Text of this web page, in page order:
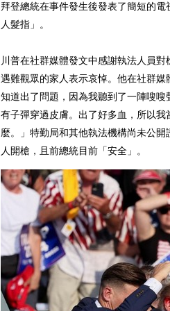
拜登總統在事件發生後發表了簡短的
人髮指」。
川普在社群媒體發文中感謝執法人員
遇難觀眾的家人表示哀悼。他在社群
知道出了問題，因為我聽到了一陣嗖
有子彈穿過皮膚。出了好多血，所以我
麼。」特勤局和其他執法機構尚未公
人開槍，且前總統目前「安全」。